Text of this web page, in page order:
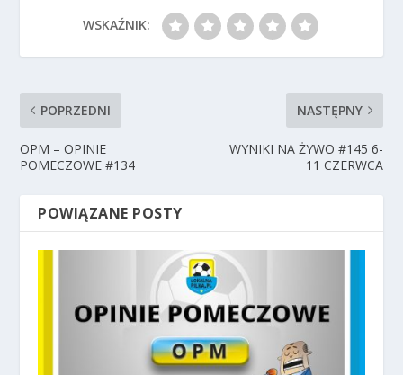
WSKAŹNIK:
POPRZEDNI
OPM – OPINIE
POMECZOWE #134
NASTĘPNY
WYNIKI NA ŻYWO #145 6-
11 CZERWCA
POWIĄZANE POSTY